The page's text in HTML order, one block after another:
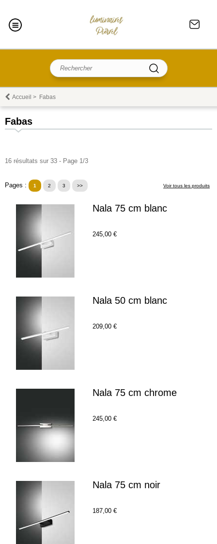
Accueil > Fabas
Fabas
16 résultats sur 33 - Page 1/3
Pages : 1 2 3 >> Voir tous les produits
Nala 75 cm blanc
245,00 €
Nala 50 cm blanc
209,00 €
Nala 75 cm chrome
245,00 €
Nala 75 cm noir
187,00 €